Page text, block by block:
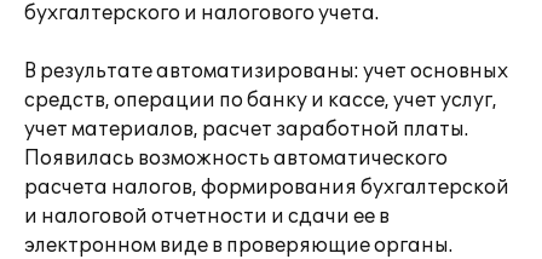
бухгалтерского и налогового учета.
В результате автоматизированы: учет основных
средств, операции по банку и кассе, учет услуг,
учет материалов, расчет заработной платы.
Появилась возможность автоматического
расчета налогов, формирования бухгалтерской
и налоговой отчетности и сдачи ее в
электронном виде в проверяющие органы.